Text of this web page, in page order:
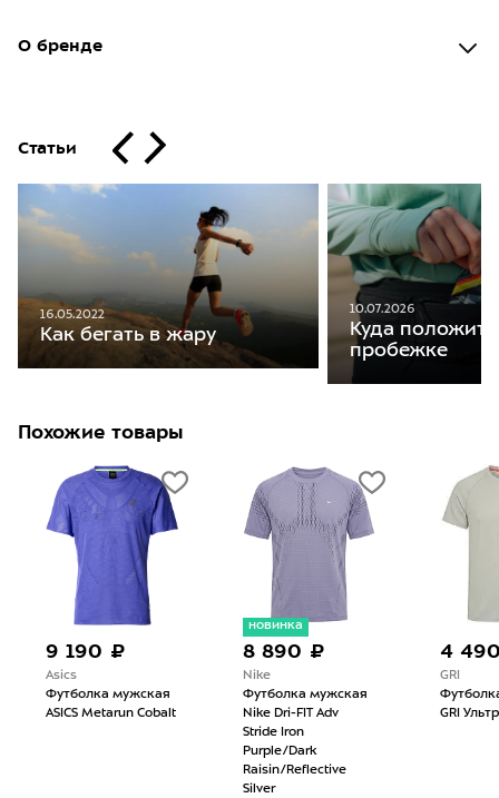
О бренде
Статьи
16.05.2022
Как бегать в жару
10.07.2026
Куда
пробежке
Похожие товары
9 190 ₽
Asics
Футболка мужская
ASICS Metarun Cobalt
новинка
8 890 ₽
Nike
Футболка мужская
Nike Dri-FIT Adv
Stride Iron
Purple/Dark
Raisin/Reflective
Silver
4
GRI
GRI